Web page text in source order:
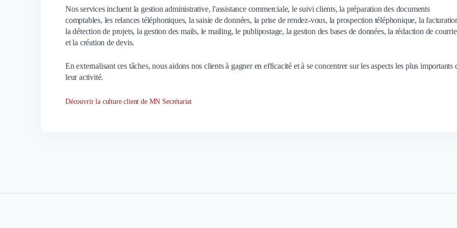
Nos services incluent la gestion administrative, l'assistance commerciale, le suivi clients, la préparation des documents
comptables, les relances téléphoniques, la saisie de données, la prise de rendez-vous, la prospection téléphonique, la
la détection de projets, la gestion des mails, le mailing, le publipostage, la gestion des bases de données, la rédaction de
et la création de devis.
En externalisant ces tâches, nous aidons nos clients à gagner en efficacité et à se concentrer sur les aspects les plus importants
leur activité.
Découvrir la culture client de MN Secrétariat